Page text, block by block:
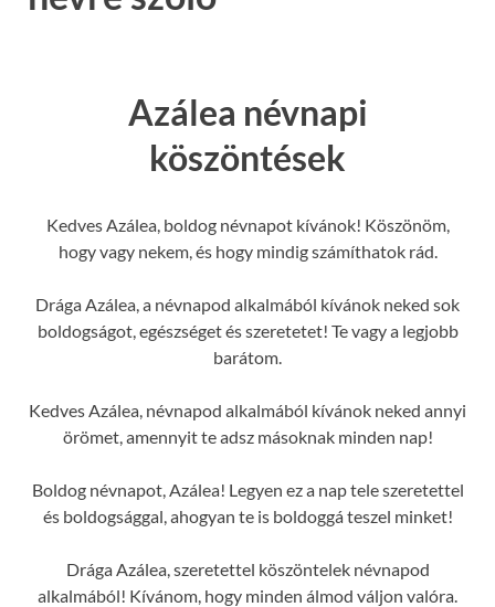
Azálea névnapi
köszöntések
Kedves Azálea, boldog névnapot kívánok! Köszönöm,
hogy vagy nekem, és hogy mindig számíthatok rád.
Drága Azálea, a névnapod alkalmából kívánok neked sok
boldogságot, egészséget és szeretetet! Te vagy a legjobb
barátom.
Kedves Azálea, névnapod alkalmából kívánok neked annyi
örömet, amennyit te adsz másoknak minden nap!
Boldog névnapot, Azálea! Legyen ez a nap tele szeretettel
és boldogsággal, ahogyan te is boldoggá teszel minket!
Drága Azálea, szeretettel köszöntelek névnapod
alkalmából! Kívánom, hogy minden álmod váljon valóra.